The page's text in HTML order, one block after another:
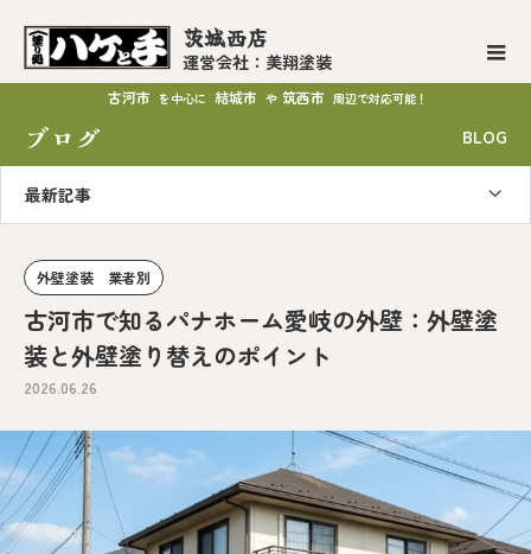
茨城西店
運営会社：美翔塗装
古河市 を中心に 結城市 や 筑西市 周辺で対応可能！
ブログ BLOG
最新記事
外壁塗装 業者別
古河市で知るパナホーム愛岐の外壁：外壁塗
装と外壁塗り替えのポイント
2026.06.26